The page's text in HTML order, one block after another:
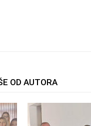
OD AUTORA